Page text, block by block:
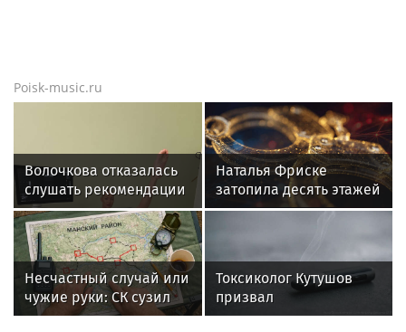
Poisk-music.ru
Волочкова отказалась
слушать рекомендации
врачей после новой
травмы: "Слушаю
сердце"
Наталья Фриске
затопила десять этажей
в Москве, соседи
Несчастный случай или
чужие руки: СК сузил
загадку Усольцевых до
Токсиколог Кутушов
призвал
законодательно